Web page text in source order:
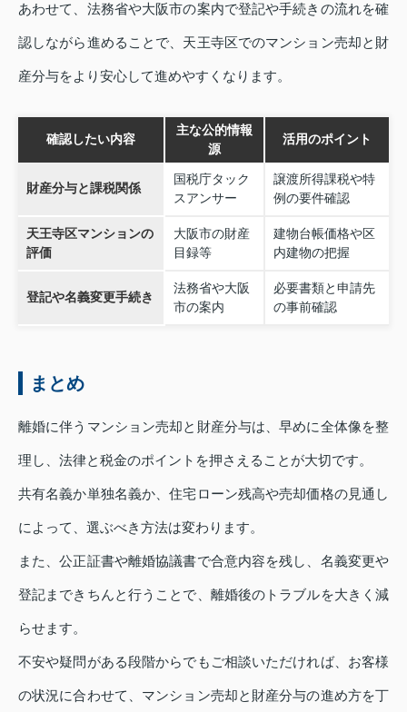
あわせて、法務省や大阪市の案内で登記や手続きの流れを確
認しながら進めることで、天王寺区でのマンション売却と財
産分与をより安心して進めやすくなります。
確認したい内容
主な公的情報
源
活用のポイント
財産分与と課税関係
国税庁タック
スアンサー
譲渡所得課税や特
例の要件確認
天王寺区マンションの
評価
大阪市の財産
目録等
建物台帳価格や区
内建物の把握
登記や名義変更手続き
法務省や大阪
市の案内
必要書類と申請先
の事前確認
まとめ
離婚に伴うマンション売却と財産分与は、早めに全体像を整
理し、法律と税金のポイントを押さえることが大切です。
共有名義か単独名義か、住宅ローン残高や売却価格の見通し
によって、選ぶべき方法は変わります。
また、公正証書や離婚協議書で合意内容を残し、名義変更や
登記まできちんと行うことで、離婚後のトラブルを大きく減
らせます。
不安や疑問がある段階からでもご相談いただければ、お客様
の状況に合わせて、マンション売却と財産分与の進め方を丁